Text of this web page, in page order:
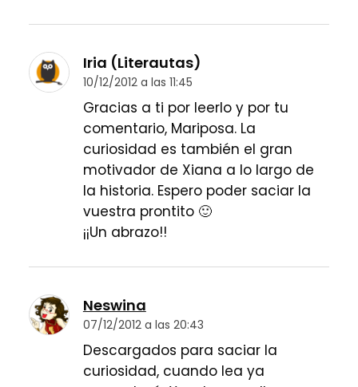
Iria (Literautas)
10/12/2012 a las 11:45
Gracias a ti por leerlo y por tu
comentario, Mariposa. La
curiosidad es también el gran
motivador de Xiana a lo largo de
la historia. Espero poder saciar la
vuestra prontito 🙂
¡¡Un abrazo!!
Neswina
07/12/2012 a las 20:43
Descargados para saciar la
curiosidad, cuando lea ya